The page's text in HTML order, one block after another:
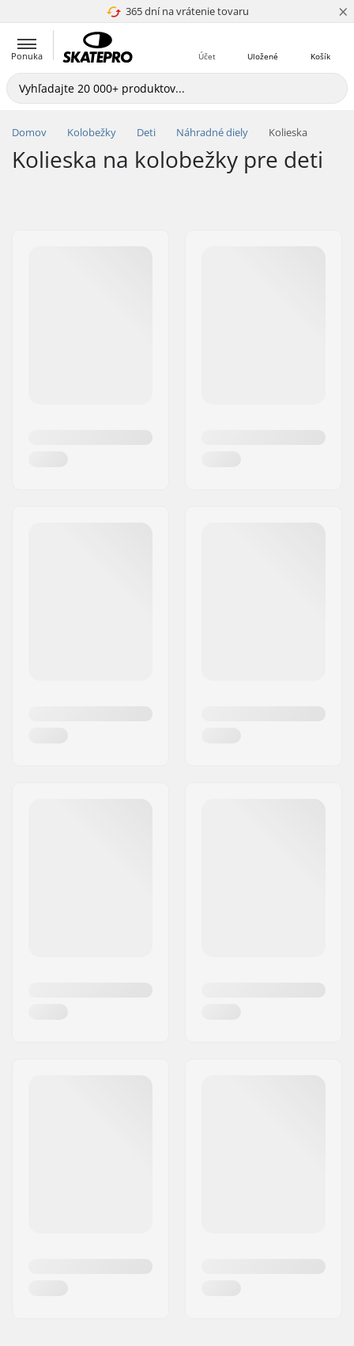
365 dní na vrátenie tovaru
4.8 z 5 ×
Ponuka Košík
Uložené
Účet
Domov Kolobežky Deti Náhradné diely Kolieska
Kolieska na kolobežky pre deti